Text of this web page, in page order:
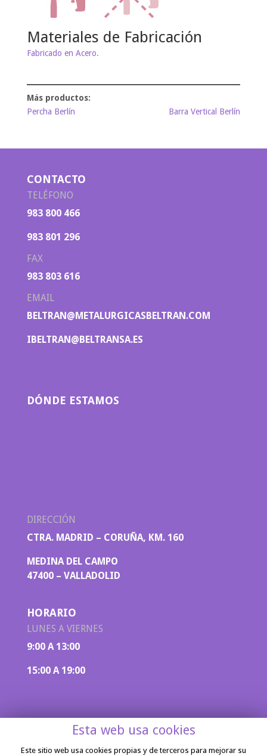
Materiales de Fabricación
Fabricado en Acero.
Percha Berlín Barra Vertical Berlín
CONTACTO
TELÉFONO
983 800 466
983 801 296
FAX
983 803 616
EMAIL
BELTRAN@METALURGICASBELTRAN.COM
IBELTRAN@BELTRANSA.ES
DÓNDE ESTAMOS
DIRECCIÓN
CTRA. MADRID – CORUÑA, KM. 160
MEDINA DEL CAMPO
47400 – VALLADOLID
HORARIO
LUNES A VIERNES
9:00 A 13:00
15:00 A 19:00
Esta web usa cookies
Este sitio web usa cookies propias y de terceros para mejorar su